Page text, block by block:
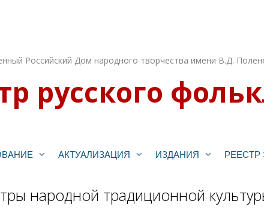
Российский Дом народного творчества имени В.Д.
русского
АКТУАЛИЗАЦИЯ ИЗДАНИЯ
народной традиционной